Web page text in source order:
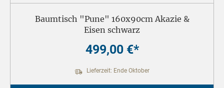
Baumtisch "Pune" 160x90cm Akazie &
Eisen schwarz
499,00 €*
Lieferzeit: Ende Oktober